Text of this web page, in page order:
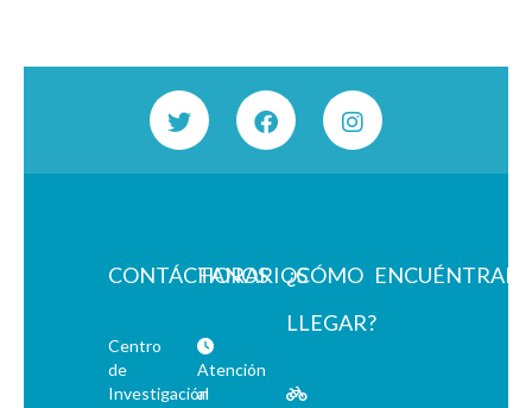
CONTÁCTANOS
Centro
de
Investigación
HORARIOS
Atención
al
¿CÓMO
LLEGAR?